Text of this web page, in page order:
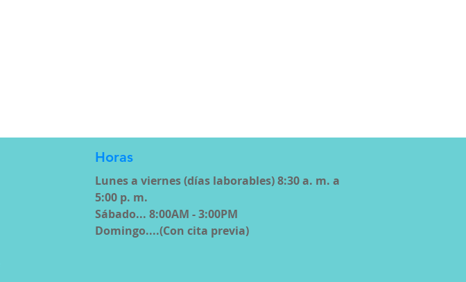
Horas
Lunes a viernes (días laborables) 8:30 a. m. a
5:00 p. m.
Sábado... 8:00AM - 3:00PM
Domingo....(Con cita previa)